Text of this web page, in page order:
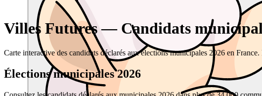
Villes Futures — Candidats
Carte interactive des candidats déclarés aux élections municipales 2026 en
Élections municipales 2026